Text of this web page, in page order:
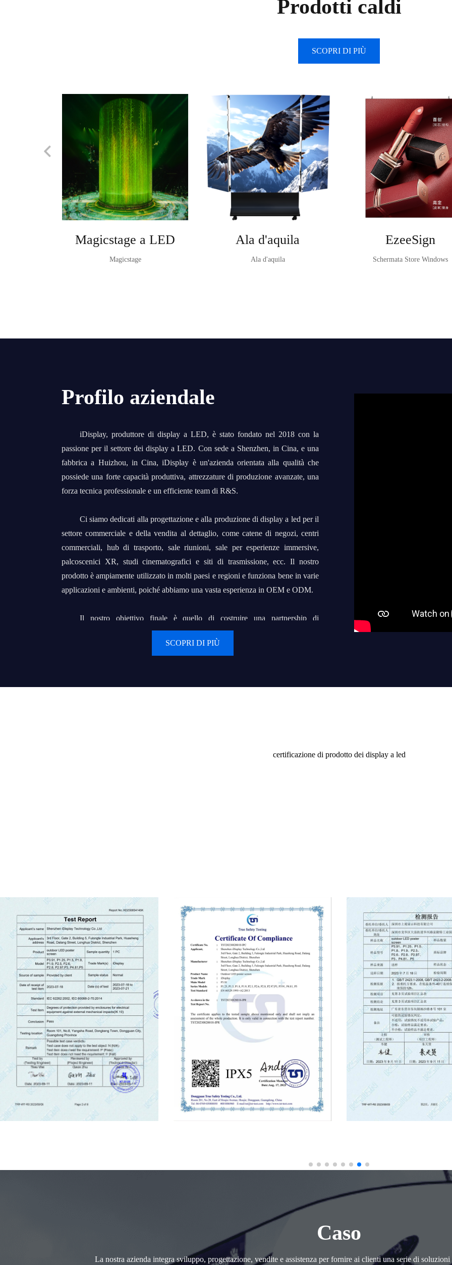
Prodotti caldi
SCOPRI DI PIÙ
Magicstage a LED
Magicstage
Ala d'aquila
Ala d'aquila
EzeeSign
Schermata Store Windows
Profilo aziendale
iDisplay, produttore di display a LED, è stato fondato nel 2018 con la
passione per il settore dei display a LED. Con sede a Shenzhen, in Cina, e una
fabbrica a Huizhou, in Cina, iDisplay è un'azienda orientata alla qualità che
possiede una forte capacità produttiva, attrezzature di produzione avanzate, una
forza tecnica professionale e un efficiente team di R&S.
Ci siamo dedicati alla progettazione e alla produzione di display a led per il
settore commerciale e della vendita al dettaglio, come catene di negozi, centri
commerciali, hub di trasporto, sale riunioni, sale per esperienze immersive,
palcoscenici XR, studi cinematografici e siti di trasmissione, ecc. Il nostro
prodotto è ampiamente utilizzato in molti paesi e regioni e funziona bene in varie
applicazioni e ambienti, poiché abbiamo una vasta esperienza in OEM e ODM.
Il nostro obiettivo finale è quello di costruire una partnership di
cooperazione a lungo termine con i nostri clienti. Stiamo perseguendo il nostro
sogno di costruire "iDisplay" in un marchio di fama mondiale che possa aiutare
SCOPRI DI PIÙ
certificazione di prodotto dei display a led
Caso
La nostra azienda integra sviluppo, progettazione, vendite e assistenza per fornire ai clienti una serie di